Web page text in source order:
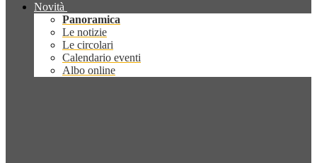
Novità
Panoramica
Le notizie
Le circolari
Calendario eventi
Albo online